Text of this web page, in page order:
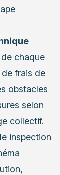
chaque
frais de
obstacles
selon
collectif.
inspection